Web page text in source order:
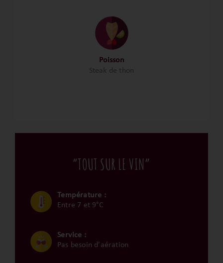
Poisson
Steak de thon
“TOUT SUR LE VIN”
Température :
Entre 7 et 9°C
Service :
Pas besoin d'aération